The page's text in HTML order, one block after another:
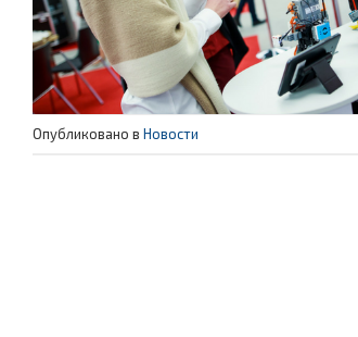
Опубликовано в Новости